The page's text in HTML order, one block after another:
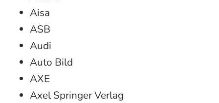
Aisa
ASB
Audi
Auto Bild
AXE
Axel Springer Verlag